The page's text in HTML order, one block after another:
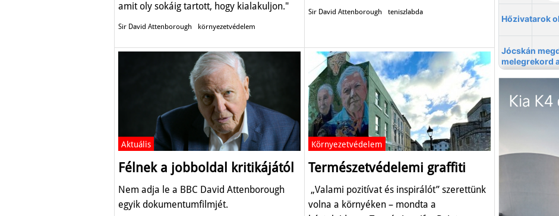
amit oly sokáig tartott, hogy kialakuljon."
Sir David Attenborough környezetvédelem
Sir David Attenborough teniszlabda
Aktuális
Félnek a jobboldal kritikájától
Nem adja le a BBC David Attenborough
egyik dokumentumfilmjét.
Környezetvédelem
Természetvédelemi graffiti
„Valami pozitívat és inspirálót” szerettünk
volna a környéken – mondta a